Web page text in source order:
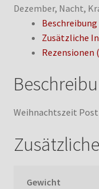
Dezember, Nacht,
Beschreibung
Zusätzliche
Rezensionen
Weihnachtszeit
Gewicht